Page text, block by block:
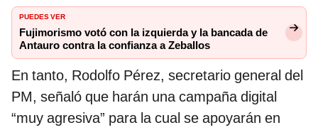
PUEDES VER
Fujimorismo votó con la izquierda y la bancada de
Antauro contra la confianza a Zeballos
En tanto, Rodolfo Pérez, secretario general del
PM, señaló que harán una campaña digital
“muy agresiva” para la cual se apoyarán en